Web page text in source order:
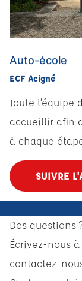
Auto-école
ECF Acigné
Toute l’équipe
accueillir afin
à chaque
SUIVRE
Des questions
Écrivez-nous à
contactez-